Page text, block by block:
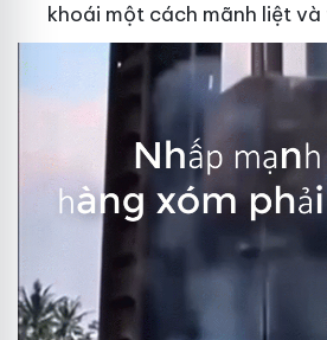
khoái một cách mãnh liệt